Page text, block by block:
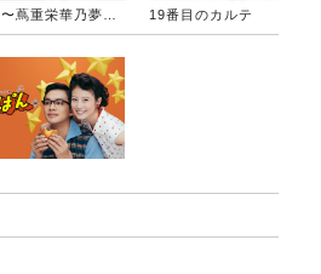
べらぼう〜蔦重栄華乃夢噺〜 19番目のカルテ